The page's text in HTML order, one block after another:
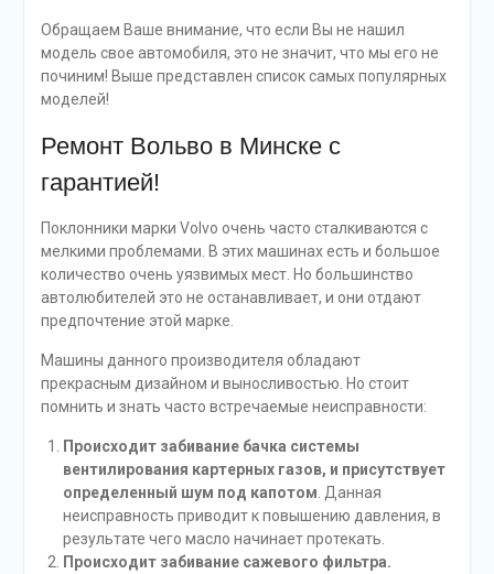
Обращаем Ваше внимание, что если Вы не нашил
модель свое автомобиля, это не значит, что мы его не
починим! Выше представлен список самых популярных
моделей!
Ремонт Вольво в Минске с
гарантией!
Поклонники марки Volvo очень часто сталкиваются с
мелкими проблемами. В этих машинах есть и большое
количество очень уязвимых мест. Но большинство
автолюбителей это не останавливает, и они отдают
предпочтение этой марке.
Машины данного производителя обладают
прекрасным дизайном и выносливостью. Но стоит
помнить и знать часто встречаемые неисправности:
Происходит забивание бачка системы
вентилирования картерных газов, и присутствует
определенный шум под капотом. Данная
неисправность приводит к повышению давления, в
результате чего масло начинает протекать.
Происходит забивание сажевого фильтра.